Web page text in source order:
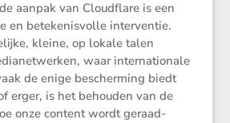
aanpak van Cloud­flare is een
en beteke­nis­volle inter­ventie.
kleine, op lokale talen
waar inter­na­ti­o­nale
de enige bescher­ming biedt
erger, is het behouden van de
onze content wordt geraad­